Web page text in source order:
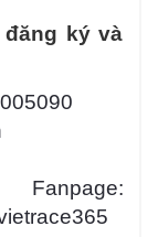
ký và
: